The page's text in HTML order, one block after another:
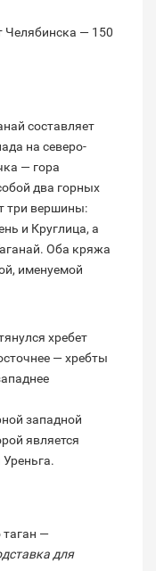
Челябинска — 150
составляет
на северо-
— гора
два горных
три вершины:
и Круглица, а
Оба кряжа
именуемой
хребет
— хребты
западной
является
таган —
для